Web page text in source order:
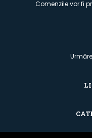
Comenzile vor fi